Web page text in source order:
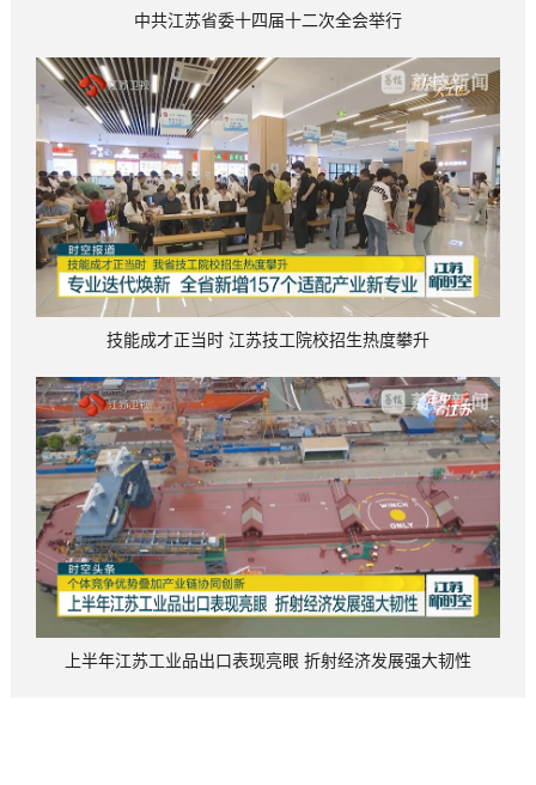
中共江苏省委十四届十二次全会举行
技能成才正当时 江苏技工院校招生热度攀升
上半年江苏工业品出口表现亮眼 折射经济发展强大韧性